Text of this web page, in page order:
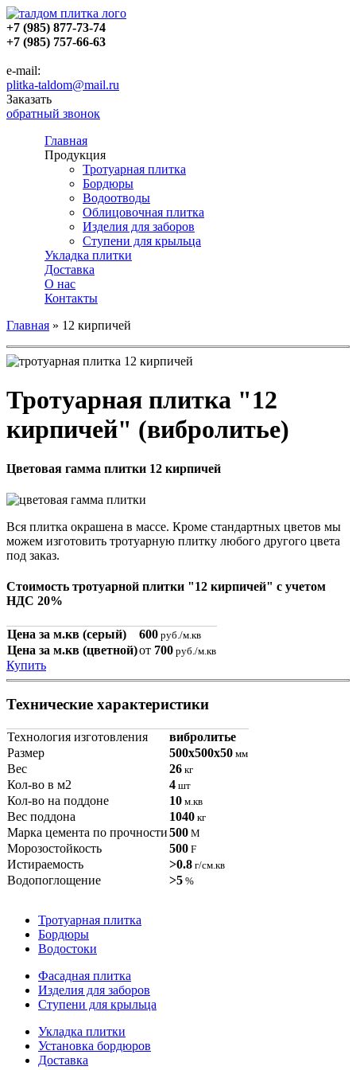
+7 (985) 877-73-74
+7 (985) 757-66-63
e-mail:
plitka-taldom@mail.ru
Заказать
обратный звонок
Главная
Продукция
Тротуарная плитка
Бордюры
Водоотводы
Облицовочная плитка
Изделия для заборов
Ступени для крыльца
Укладка плитки
Доставка
О нас
Контакты
Вы здесь
Главная » 12 кирпичей
Тротуарная плитка "12
кирпичей" (вибролитье)
Цветовая гамма плитки 12 кирпичей
Вся плитка окрашена в массе. Кроме стандартных цветов мы
можем изготовить тротуарную плитку любого другого цвета
под заказ.
Стоимость тротуарной плитки "12 кирпичей" с учетом
НДС 20%
Цена за м.кв (серый) 600 руб./м.кв
Цена за м.кв (цветной)от 700 руб./м.кв
Купить
Технические характеристики
Технология изготовления
вибролитье
Размер
500x500x50 мм
Вес 26 кг
Кол-во в м2 4 шт
Кол-во на поддоне 10 м.кв
Вес поддона 1040 кг
Марка цемента по прочности500 М
Морозостойкость 500 F
Истираемость >0.8 г/см.кв
Водопоглощение >5 %
Тротуарная плитка
Бордюры
Водостоки
Фасадная плитка
Изделия для заборов
Ступени для крыльца
Укладка плитки
Установка бордюров
Доставка